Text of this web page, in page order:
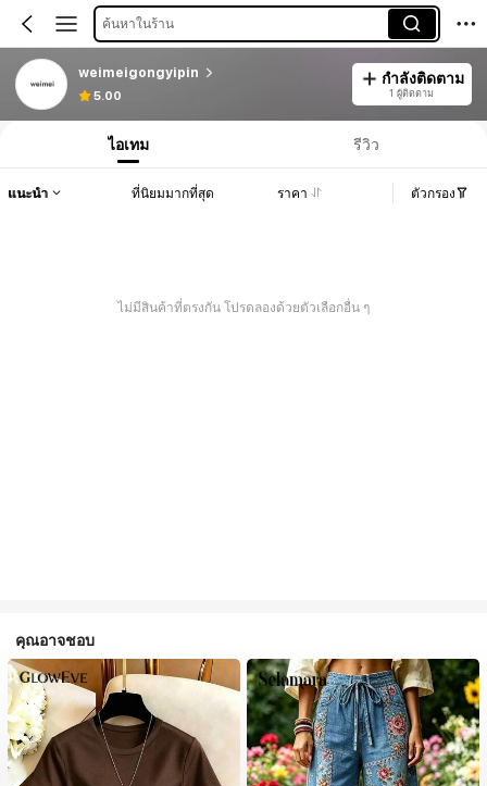
ค้นหาในร้าน
weimeigongyipin
5.00
กำลังติดตาม
1 ผู้ติดตาม
ไอเทม รีวิว
แนะนำ ที่นิยมมากที่สุด ราคา ตัวกรอง
ไม่มีสินค้าที่ตรงกัน โปรดลองด้วยตัวเลือกอื่น ๆ
คุณอาจชอบ